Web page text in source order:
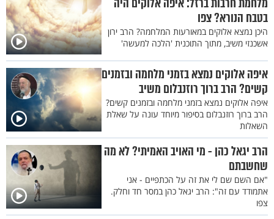
בטבח הנורא? צפו
היכן נמצא אלוקים במאורעות המלחמה? הרב ירון
אשכנזי משיב, מתוך התוכנית 'הלכה למעשה'
איפה אלוקים נמצא בזמני מלחמה ובזמנים
קשים? הרב ברוך רוזנבלום משיב
איפה אלוקים נמצא בזמני מלחמה ובזמנים קשים?
הרב ברוך רוזנבלום בסיפור מיוחד עונה על שאלת
השאלות
הרב יגאל כהן - מי האויב האמיתי? לא מה
שחשבתם
"אם השם שם לי את זה על הכתפיים - אני
אתמודד עם זה": הרב יגאל כהן במסר חד וחלק.
צפו